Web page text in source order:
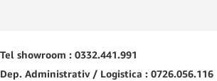
Tel showroom : 0332.441.991
Dep. Administrativ / Logistica : 0726.056.116